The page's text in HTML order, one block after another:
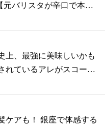
元バリスタが辛口で本
上、最強に美味しいかも
れているアレがスコーン
ケアも！ 銀座で体感する